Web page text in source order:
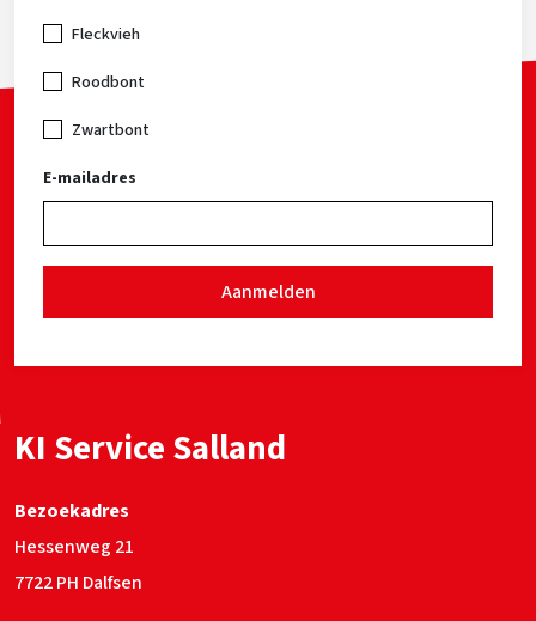
Fleckvieh
Roodbont
Zwartbont
E-mailadres
Aanmelden
KI Service Salland
Bezoekadres
Hessenweg 21
7722 PH Dalfsen